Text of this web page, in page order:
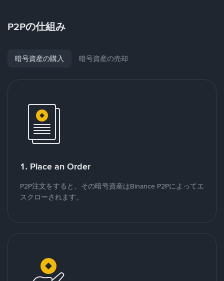
P2Pの仕組み
暗号資産の購入 暗号資産の売却
1. Place an Order
P2P注文をすると、その暗号資産はBinance P2Pによってエ
スクローされます。